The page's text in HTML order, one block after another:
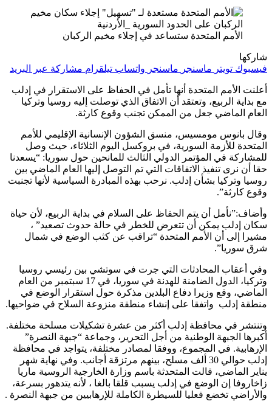
الأمم المتحدة ستساعد في إجلاء مخيم الركبان
شاركها
فيسبوك تويتر ماسنجر ماسنجر واتساب تيلقرام مشاركة عبر البريد
أعلنت الأمم المتحدة أنها تأمل في الحفاظ على الاستقرار في إدلب
مع بداية الربيع، وتعتقد أن الاتفاق الذي توصلت إليه روسيا وتركيا
العام الماضي جعل من الممكن تجنب وقوع كارثة.
وقال بانوس مومسيس، منسق الشؤون الإنسانية الإقليمي للأمم
المتحدة للأزمة السورية، في بروكسل اليوم الثلاثاء، حيث وصل
للمشاركة في المؤتمر الدولي الثالث للمانحين حول سوريا: “يسعدنا
حقا أن نرى تنفيذ الاتفاقات التي تم التوصل إليها العام الماضي بين
روسيا وتركيا بشأن إدلب. نرحب بهذه المبادرة السياسية لأنها تجنبت
وقوع كارثة”.
وأضاف:”نأمل أن يتم الحفاظ على السلام في بداية الربيع، لأن حياة
سكان إدلب يمكن أن تتعرض للخطر في حالة حدوث تصعيد” ،
مشيرا إلى أن الأمم المتحدة “تراقب عن كثب الوضع في شمال
شرق سوريا”.
وفي أعقاب المحادثات التي جرت في سوتشي بين رئيسي روسيا
وتركيا، الدول الضامنة للهدنة في سوريا، في 17 سبتمبر من العام
الماضي، وقع وزيرا دفاع البلدين مذكرة حول استقرار الوضع في
منطقة إدلب واتفقا على إنشاء منطقة منزوعة السلاح في ضواحيها.
وتنتشر في محافظة إدلب أكثر من عشرة تشكيلات مسلحة مختلفة.
أكبرها الجبهة الوطنية من أجل التحرير، وجماعة “جبهة النصرة”
الإرهابية. في المجموع، ووفقا لمصادر مختلفة، يتواجد في محافظة
إدلب حوالي 30 ألف مسلح، بينهم مرتزقة أجانب. وفي نهاية شهر
يناير الماضي، قالت المتحدثة باسم وزارة الخارجية الروسية ماريا
زاخاروفا إن الوضع في إدلب يسبب قلقا بالغا ، لأنه يتدهور بسرعة،
والأراضي تخضع فعليا للسيطرة الكاملة للإرهابيين من جبهة النصرة .